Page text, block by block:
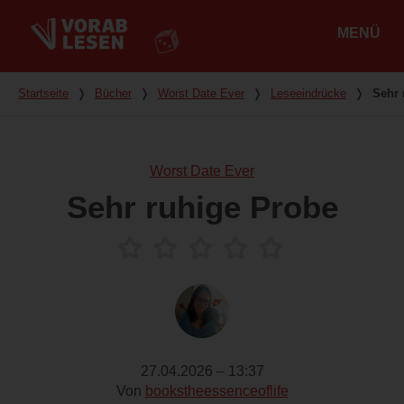
MENÜ
Du bist hier
Startseite ❭ Bücher ❭ Worst Date Ever ❭ Leseeindrücke ❭ Sehr
Worst Date Ever
Sehr ruhige Probe
27.04.2026 – 13:37
Von bookstheessenceoflife